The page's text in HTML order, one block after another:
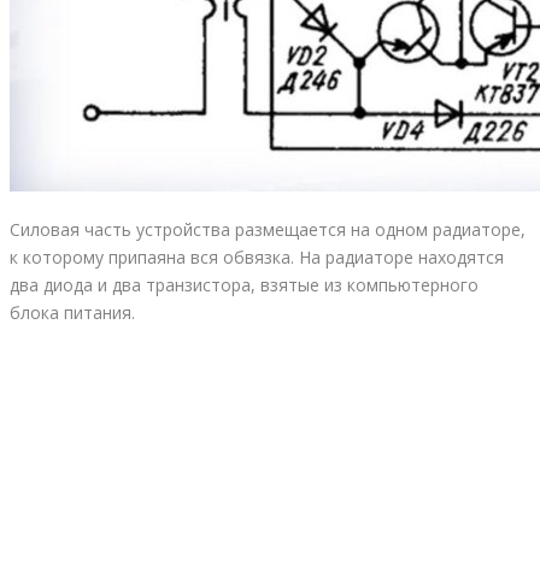
Силовая часть устройства размещается на одном радиаторе,
к которому припаяна вся обвязка. На радиаторе находятся
два диода и два транзистора, взятые из компьютерного
блока питания.